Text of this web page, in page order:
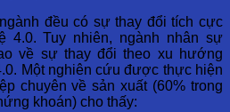
đều có sự thay đổi tích cực
4.0. Tuy nhiên, ngành nhân sự
về sự thay đổi theo xu hướng
Một nghiên cứu được thực hiện
chuyên về sản xuất (60% trong
khoán) cho thấy: